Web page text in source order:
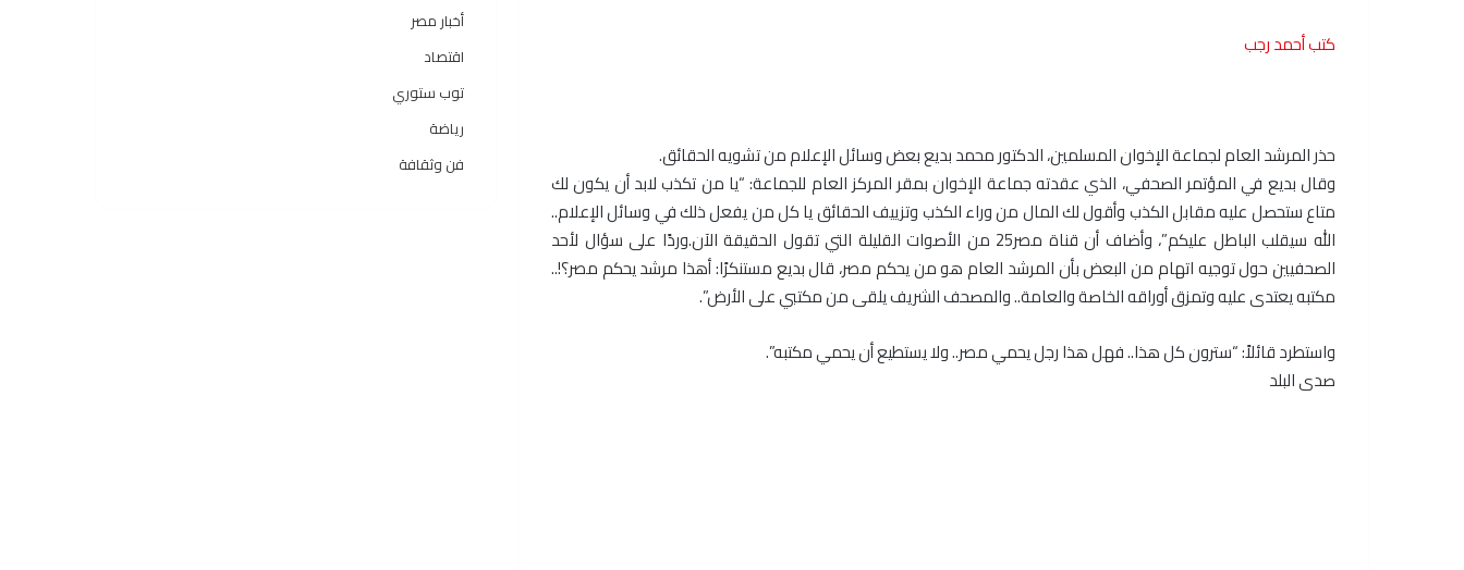
كتب أحمد رجب
حذر المرشد العام لجماعة الإخوان المسلمين، الدكتور محمد بديع بعض وسائل الإعلام من تشويه الحقائق.
وقال بديع في المؤتمر الصحفي، الذي عقدته جماعة الإخوان بمقر المركز العام للجماعة: “يا من تكذب لابد أن يكون لك
متاع ستحصل عليه مقابل الكذب وأقول لك المال من وراء الكذب وتزييف الحقائق يا كل من يفعل ذلك في وسائل الإعلام..
الله سيقلب الباطل عليكم”، وأضاف أن قناة مصر25 من الأصوات القليلة التي تقول الحقيقة الآن.وردًا على سؤال لأحد
الصحفيين حول توجيه اتهام من البعض بأن المرشد العام هو من يحكم مصر، قال بديع مستنكرًا: أهذا مرشد يحكم مصر؟!..
مكتبه يعتدى عليه وتمزق أوراقه الخاصة والعامة.. والمصحف الشريف يلقى من مكتبي على الأرض”.
واستطرد قائلاً: “سترون كل هذا.. فهل هذا رجل يحمي مصر.. ولا يستطيع أن يحمي مكتبه”.
صدى البلد
أخبار مصر
اقتصاد
توب ستوري
رياضة
فن وثقافة